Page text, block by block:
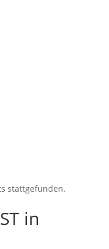
stattgefunden.
in